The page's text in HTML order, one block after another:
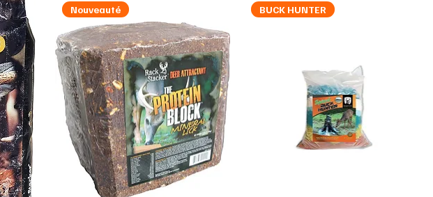
Nouveauté BUCK HUNTER